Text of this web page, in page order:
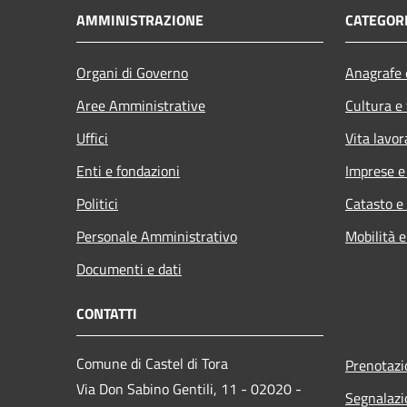
AMMINISTRAZIONE
Organi di Governo
Aree Amministrative
Uffici
Enti e fondazioni
Politici
Personale Amministrativo
Documenti e dati
Cultura
Vita
Imprese
Catasto
Mobilità
CONTATTI
Comune di Castel di Tora
Via Don Sabino Gentili, 11 - 02020 -